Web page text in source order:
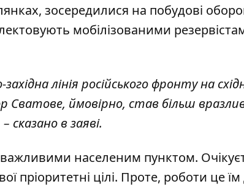
зосередилися на побудові
мобілізованими
західна лінія російського фронту на
Сватове, ймовірно, став більш
сказано в заяві.
важливими населеним пунктом.
пріоритетні цілі. Проте, роботи це